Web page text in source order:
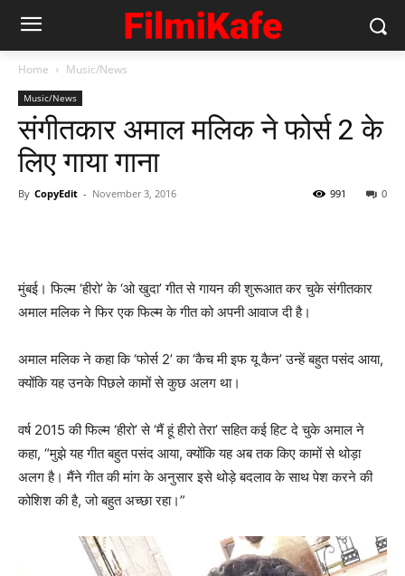
Home Music/News
Music/News
संगीतकार अमाल मलिक ने फोर्स 2 के
लिए गाया गाना
By CopyEdit - November 3, 2016 0
991
मुंबई। फिल्म ‘हीरो’ के ‘ओ खुदा’ गीत से गायन की शुरूआत कर चुके संगीतकार
अमाल मलिक ने फिर एक फिल्म के गीत को अपनी आवाज दी है।
अमाल मलिक ने कहा कि ‘फोर्स 2’ का ‘कैच मी इफ यू कैन’ उन्हें बहुत पसंद आया,
क्योंकि यह उनके पिछले कामों से कुछ अलग था।
वर्ष 2015 की फिल्म ‘हीरो’ से ‘मैं हूं हीरो तेरा’ सहित कई हिट दे चुके अमाल ने
कहा, “मुझे यह गीत बहुत पसंद आया, क्योंकि यह अब तक किए कामों से थोड़ा
अलग है। मैंने गीत की मांग के अनुसार इसे थोड़े बदलाव के साथ पेश करने की
कोशिश की है, जो बहुत अच्छा रहा।”